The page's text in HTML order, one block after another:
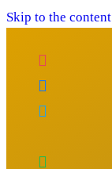
Skip to the content